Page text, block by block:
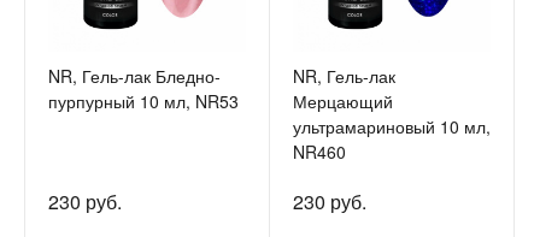
NR, Гель-лак Бледно-
пурпурный 10 мл, NR53
230 руб.
NR, Гель-лак
Мерцающий
ультрамариновый 10 мл,
NR460
230 руб.